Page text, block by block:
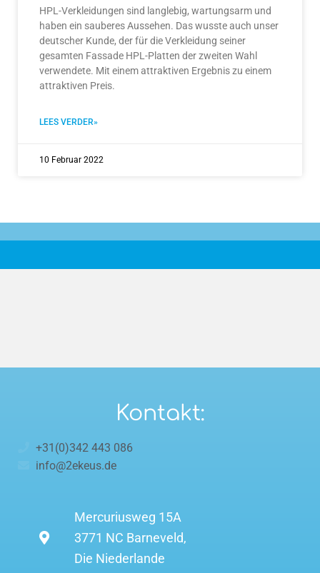
HPL-Verkleidungen sind langlebig, wartungsarm und
haben ein sauberes Aussehen. Das wusste auch unser
deutscher Kunde, der für die Verkleidung seiner
gesamten Fassade HPL-Platten der zweiten Wahl
verwendete. Mit einem attraktiven Ergebnis zu einem
attraktiven Preis.
LEES VERDER»
10 Februar 2022
Kontakt:
+31(0)342 443 086
info@2ekeus.de
Mercuriusweg 15A
3771 NC Barneveld,
Die Niederlande